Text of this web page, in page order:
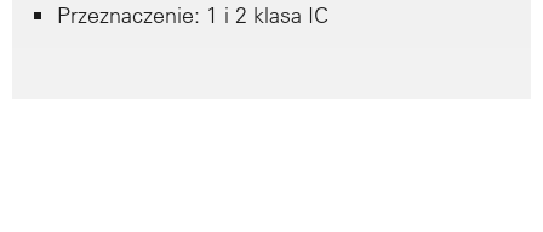
Przeznaczenie: 1 i 2 klasa IC